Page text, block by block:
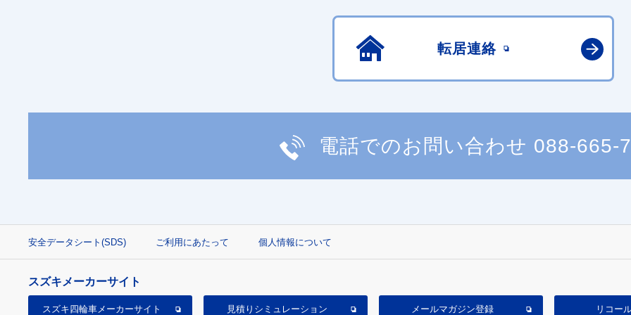
転居連絡
電話でのお問い合わせ 088-665-
安全データシート(SDS) ご利用にあたって 個人情報について
スズキメーカーサイト
スズキ四輪車メーカーサイト 見積り シミュレーション メールマガジン登録 リコー